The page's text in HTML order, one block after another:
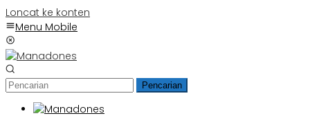
Loncat ke konten
Menu Mobile
Pencarian